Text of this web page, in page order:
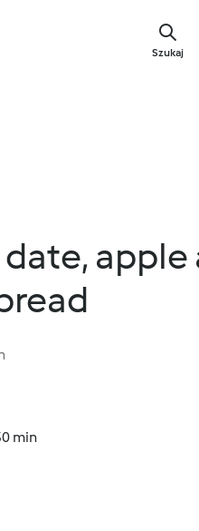
Szukaj
apple
min